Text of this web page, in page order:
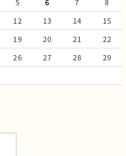
5 6 7
8
12 13 14
15
19 20 21
22
26 27 28
29